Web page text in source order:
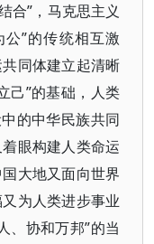
合”，马克思主义
”的传统相互激
同体建立起清晰
己”的基础，人类
的中华民族共同
眼构建人类命运
大地又面向世界
为人类进步事业
、协和万邦”的当